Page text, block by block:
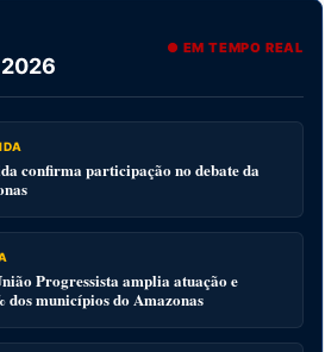
2026
● EM TEMPO REAL
confirma participação no debate da
Progressista amplia atuação e
dos municípios do Amazonas